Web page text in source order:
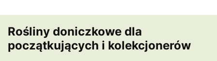
Rośliny doniczkowe dla
początkujących i kolekcjonerów